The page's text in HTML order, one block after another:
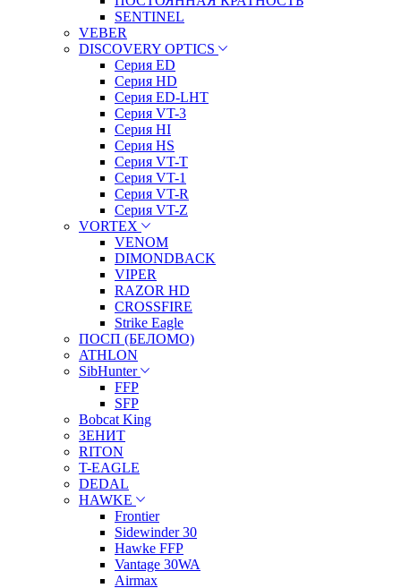
SENTINEL
VEBER
DISCOVERY OPTICS
Серия ED
Серия HD
Серия ED-LHT
Серия VT-3
Серия HI
Серия HS
Серия VT-T
Серия VT-1
Серия VT-R
Серия VT-Z
VORTEX
VENOM
DIMONDBACK
VIPER
RAZOR HD
CROSSFIRE
Strike Eagle
ПОСП (БЕЛОМО)
ATHLON
SibHunter
FFP
SFP
Bobcat King
ЗЕНИТ
RITON
T-EAGLE
DEDAL
HAWKE
Frontier
Sidewinder 30
Hawke FFP
Vantage 30WA
Airmax